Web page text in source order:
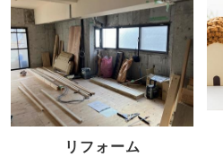
リフォーム